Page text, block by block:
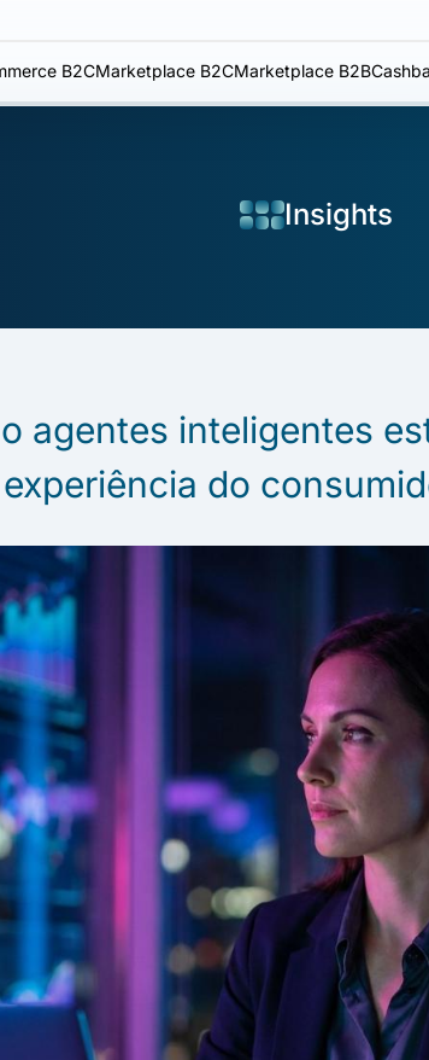
B2CMarketplace B2CMarketplace B2B
Insights
agentes inteligentes
experiência do